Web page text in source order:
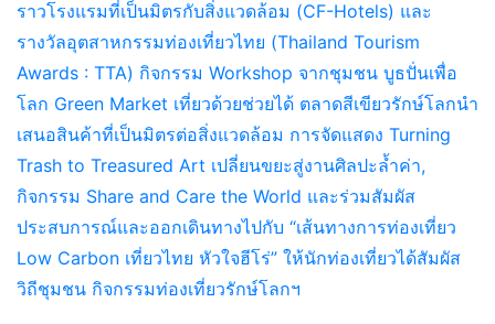
ราวโรงแรมที่เป็นมิตรกับสิ่งแวดล้อม (CF-Hotels) และ
รางวัลอุตสาหกรรมท่องเที่ยวไทย (Thailand Tourism
Awards : TTA) กิจกรรม Workshop จากชุมชน บูธปั่นเพื่อ
โลก Green Market เที่ยวด้วยช่วยได้ ตลาดสีเขียวรักษ์โลกนำ
เสนอสินค้าที่เป็นมิตรต่อสิ่งแวดล้อม การจัดแสดง Turning
Trash to Treasured Art เปลี่ยนขยะสู่งานศิลปะล้ำค่า,
กิจกรรม Share and Care the World และร่วมสัมผัส
ประสบการณ์และออกเดินทางไปกับ “เส้นทางการท่องเที่ยว
Low Carbon เที่ยวไทย หัวใจฮีโร่” ให้นักท่องเที่ยวได้สัมผัส
วิถีชุมชน กิจกรรมท่องเที่ยวรักษ์โลกฯ